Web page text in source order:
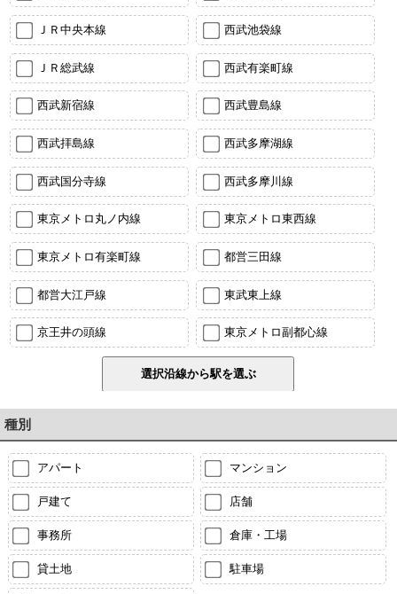
ＪＲ中央本線 西武池袋線
ＪＲ総武線 西武有楽町線
西武新宿線 西武豊島線
西武拝島線 西武多摩湖線
西武国分寺線 西武多摩川線
東京メトロ丸ノ内線 東京メトロ東西線
東京メトロ有楽町線 都営三田線
都営大江戸線 東武東上線
京王井の頭線 東京メトロ副都心線
種別
アパート マンション
戸建て 店舗
事務所 倉庫・工場
貸土地 駐車場